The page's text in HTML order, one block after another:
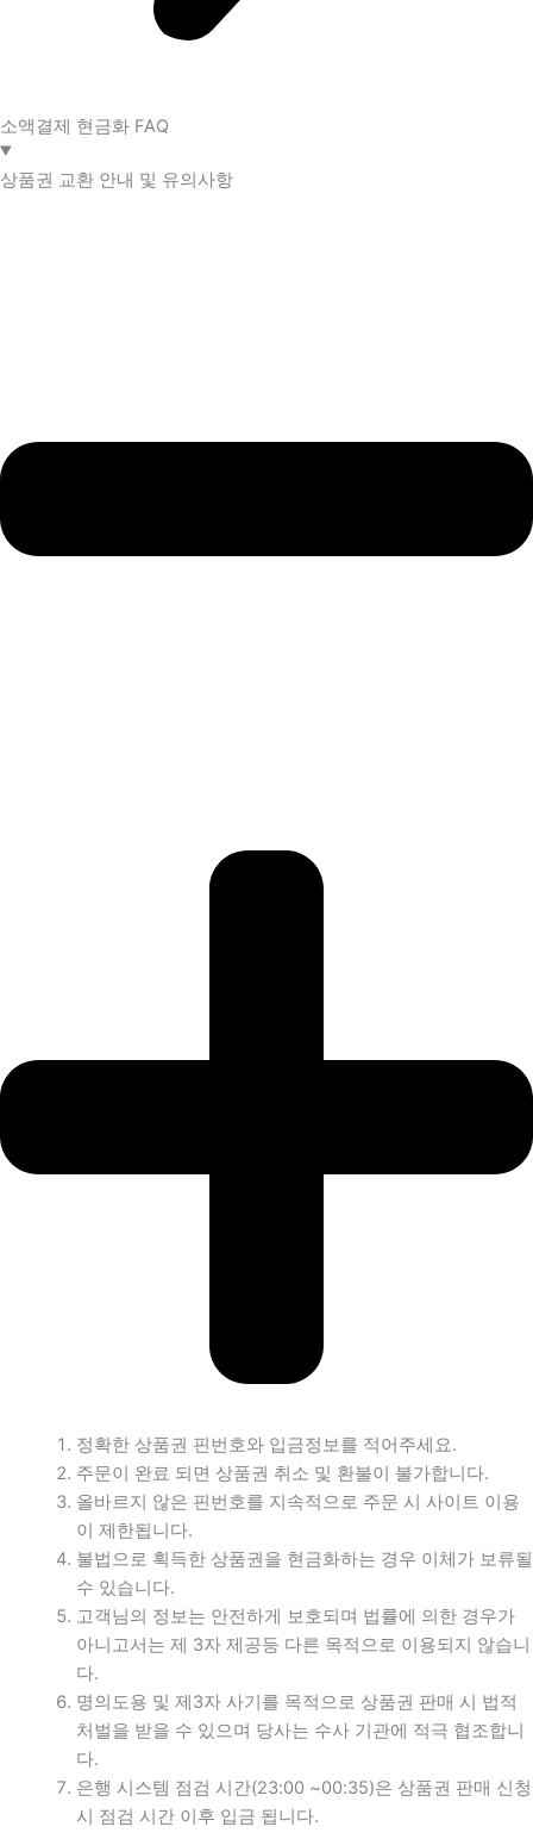
소액결제 현금화 FAQ​
상품권 교환 안내 및 유의사항
정확한 상품권 핀번호와 입금정보를 적어주세요.
주문이 완료 되면 상품권 취소 및 환불이 불가합니다.
올바르지 않은 핀번호를 지속적으로 주문 시 사이트 이용
이 제한됩니다.
불법으로 획득한 상품권을 현금화하는 경우 이체가 보류될
수 있습니다.
고객님의 정보는 안전하게 보호되며 법률에 의한 경우가
아니고서는 제 3자 제공등 다른 목적으로 이용되지 않습니
다.
명의도용 및 제3자 사기를 목적으로 상품권 판매 시 법적
처벌을 받을 수 있으며 당사는 수사 기관에 적극 협조합니
다.
은행 시스템 점검 시간(23:00 ~00:35)은 상품권 판매 신청
시 점검 시간 이후 입금 됩니다.